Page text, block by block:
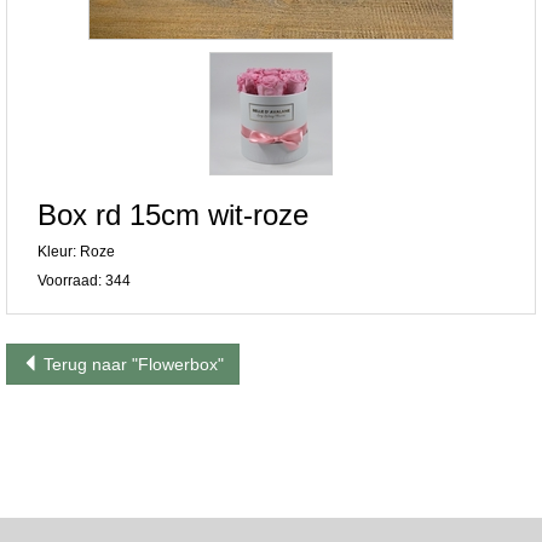
Box rd 15cm wit-roze
Kleur: Roze
Voorraad: 344
Terug naar "Flowerbox"